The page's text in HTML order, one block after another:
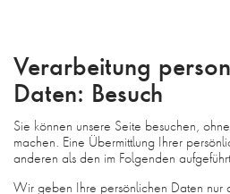
Verarbeitung
Daten: Besuch
Sie können unsere Seite besuchen,
machen. Eine Übermittlung Ihrer
anderen als den im Folgenden
Wir geben Ihre persönlichen Daten nur